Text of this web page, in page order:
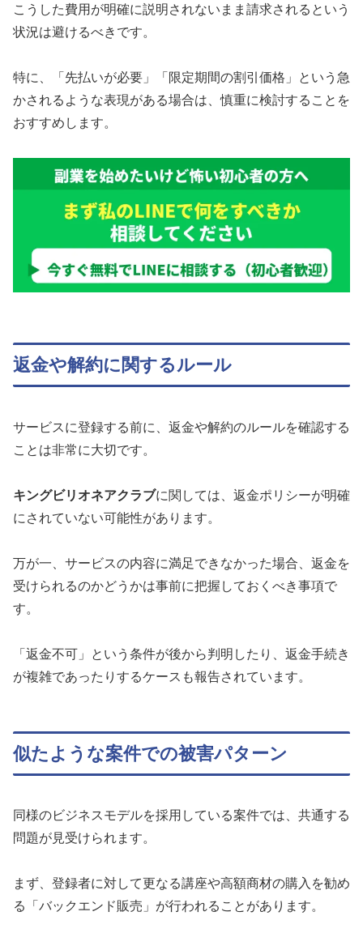
こうした費用が明確に説明されないまま請求されるという
状況は避けるべきです。
特に、「先払いが必要」「限定期間の割引価格」という急
かされるような表現がある場合は、慎重に検討することを
おすすめします。
返金や解約に関するルール
サービスに登録する前に、返金や解約のルールを確認する
ことは非常に大切です。
キングビリオネアクラブに関しては、返金ポリシーが明確
にされていない可能性があります。
万が一、サービスの内容に満足できなかった場合、返金を
受けられるのかどうかは事前に把握しておくべき事項で
す。
「返金不可」という条件が後から判明したり、返金手続き
が複雑であったりするケースも報告されています。
似たような案件での被害パターン
同様のビジネスモデルを採用している案件では、共通する
問題が見受けられます。
まず、登録者に対して更なる講座や高額商材の購入を勧め
る「バックエンド販売」が行われることがあります。